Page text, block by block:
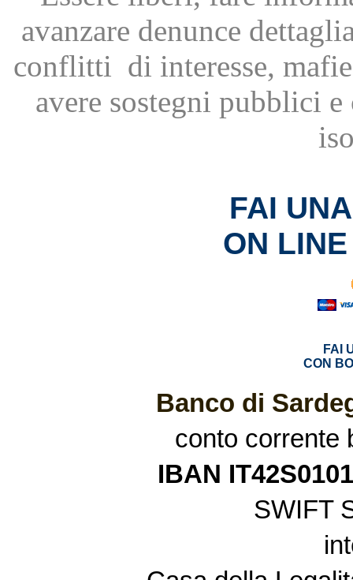
avanzare denunce
conflitti di interesse,
avere sostegni pubblici
FAI
ON
FAI
CON
Banco di
conto corrente
IBAN
SWIFT